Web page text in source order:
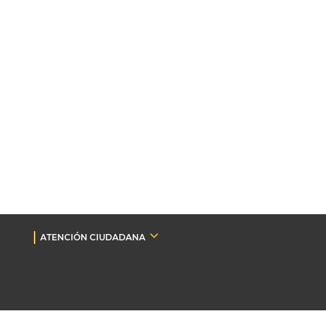
ATENCIÓN CIUDADANA